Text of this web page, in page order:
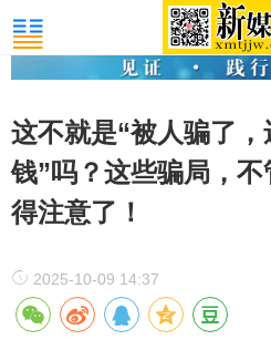
这不就是“被人骗了
钱”吗？这些骗局，
得注意了！
2025-10-09 14:37